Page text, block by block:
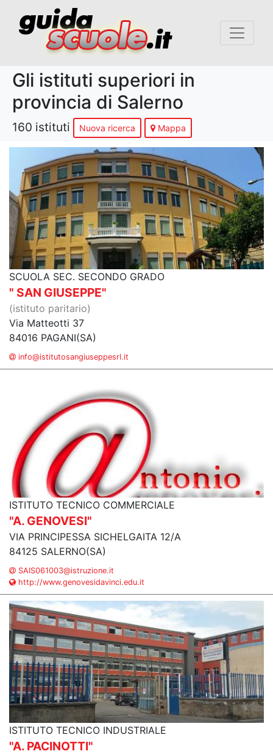
Gli istituti superiori in
provincia di Salerno
160 istituti Nuova ricerca Mappa
SCUOLA SEC. SECONDO GRADO
" SAN GIUSEPPE"
(istituto paritario)
Via Matteotti 37
84016 PAGANI(SA)
info@istitutosangiuseppesrl.it
ISTITUTO TECNICO COMMERCIALE
"A. GENOVESI"
VIA PRINCIPESSA SICHELGAITA 12/A
84125 SALERNO(SA)
SAIS061003@istruzione.it
http://www.genovesidavinci.edu.it
ISTITUTO TECNICO INDUSTRIALE
"A. PACINOTTI"